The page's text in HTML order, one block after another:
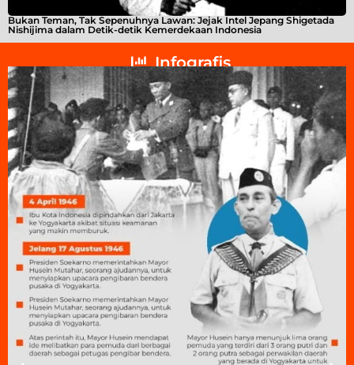
Bukan Teman, Tak Sepenuhnya Lawan: Jejak Intel Jepang Shigetada
Nishijima dalam Detik-detik Kemerdekaan Indonesia
Infografis